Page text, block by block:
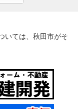
いては、秋田市がそ